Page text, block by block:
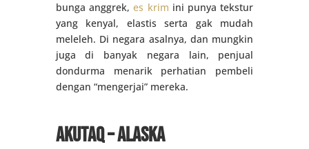
bunga anggrek,es krim ini punya tekstur
yang kenyal, elastis serta gak mudah
meleleh. Di negara asalnya, dan mungkin
juga di banyak negara lain, penjual
dondurma menarik perhatian pembeli
dengan “mengerjai” mereka.
Akutaq – Alaska